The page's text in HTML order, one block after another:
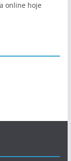
online hoje